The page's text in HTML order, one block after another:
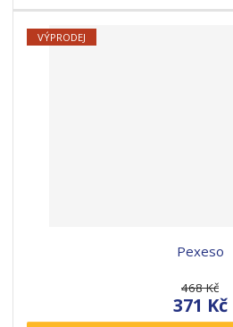
VÝPRODEJ
Pexeso
468 Kč
371 Kč